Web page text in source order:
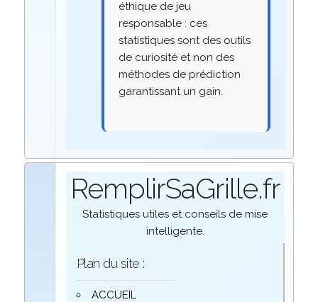
éthique de jeu
responsable : ces
statistiques sont des outils
de curiosité et non des
méthodes de prédiction
garantissant un gain.
RemplirSaGrille.fr
Statistiques utiles et conseils de mise
intelligente.
Plan du site :
ACCUEIL